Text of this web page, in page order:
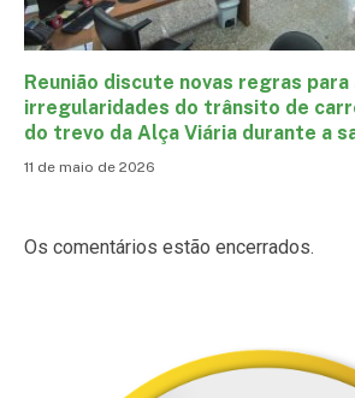
Reunião discute novas regras para
irregularidades do trânsito de
do trevo da Alça Viária durante a
11 de maio de 2026
Os comentários estão encerrados.